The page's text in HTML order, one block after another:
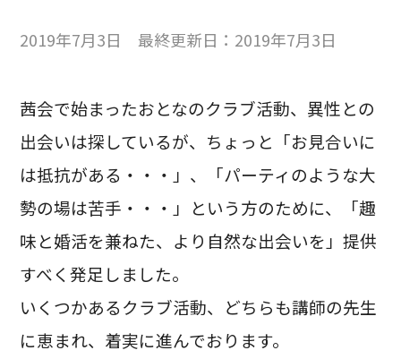
2019年7月3日 最終更新日：2019年7月3日
茜会で始まったおとなのクラブ活動、異性との
出会いは探しているが、ちょっと「お見合いに
は抵抗がある・・・」、「パーティのような大
勢の場は苦手・・・」という方のために、「趣
味と婚活を兼ねた、より自然な出会いを」提供
すべく発足しました。
いくつかあるクラブ活動、どちらも講師の先生
に恵まれ、着実に進んでおります。